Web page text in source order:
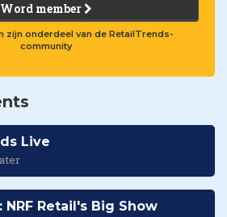
Word member
zijn onderdeel van de RetailTrends-
community
Live
NRF Retail's Big Show